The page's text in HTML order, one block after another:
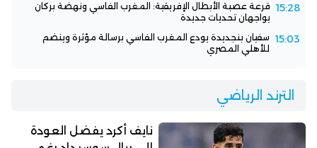
15:28 قرعة عصبة الأبطال الإفريقية: المغرب الفاسي ونهضة بركان
يواجهان تحديات جديدة
15:03 سفيان بنجديدة يودع المغرب الفاسي برسالة مؤثرة وينضم
للأهلي المصري
الترند الرياضي
نايف أكرد يفضل العودة